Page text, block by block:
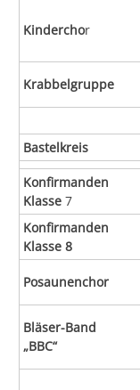
Kinderchor
Krabbelgruppe
Bastelkreis
Konfirmanden
Klasse7
Konfirmanden
Klasse 8
Posaunenchor
Bläser-Band
„BBC“